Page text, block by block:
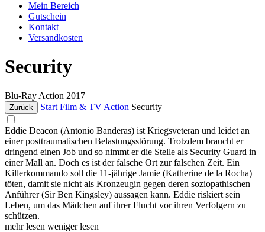
Mein Bereich
Gutschein
Kontakt
Versandkosten
Security
Blu-Ray Action 2017
Zurück Start Film & TV Action Security
Eddie Deacon (Antonio Banderas) ist Kriegsveteran und leidet an
einer posttraumatischen Belastungsstörung. Trotzdem braucht er
dringend einen Job und so nimmt er die Stelle als Security Guard in
einer Mall an. Doch es ist der falsche Ort zur falschen Zeit. Ein
Killerkommando soll die 11-jährige Jamie (Katherine de la Rocha)
töten, damit sie nicht als Kronzeugin gegen deren soziopathischen
Anführer (Sir Ben Kingsley) aussagen kann. Eddie riskiert sein
Leben, um das Mädchen auf ihrer Flucht vor ihren Verfolgern zu
schützen.
mehr lesen weniger lesen